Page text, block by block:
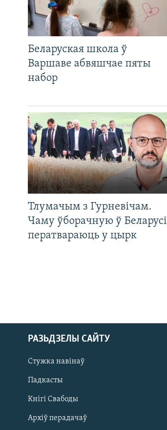
САЧЫЦЕ ЗА АБНАЎЛЕНЬНЯМІ
Беларуская школа ў
Варшаве абвяшчае пяты
набор
Тлумачым з Гурневічам.
Чаму ўборачную ў Беларусі
ператвараюць у цырк
РАЗЬДЗЕЛЫ САЙТУ
Стужка навінаў
Падкасты
Кнігі Свабоды
Архіў перадачаў